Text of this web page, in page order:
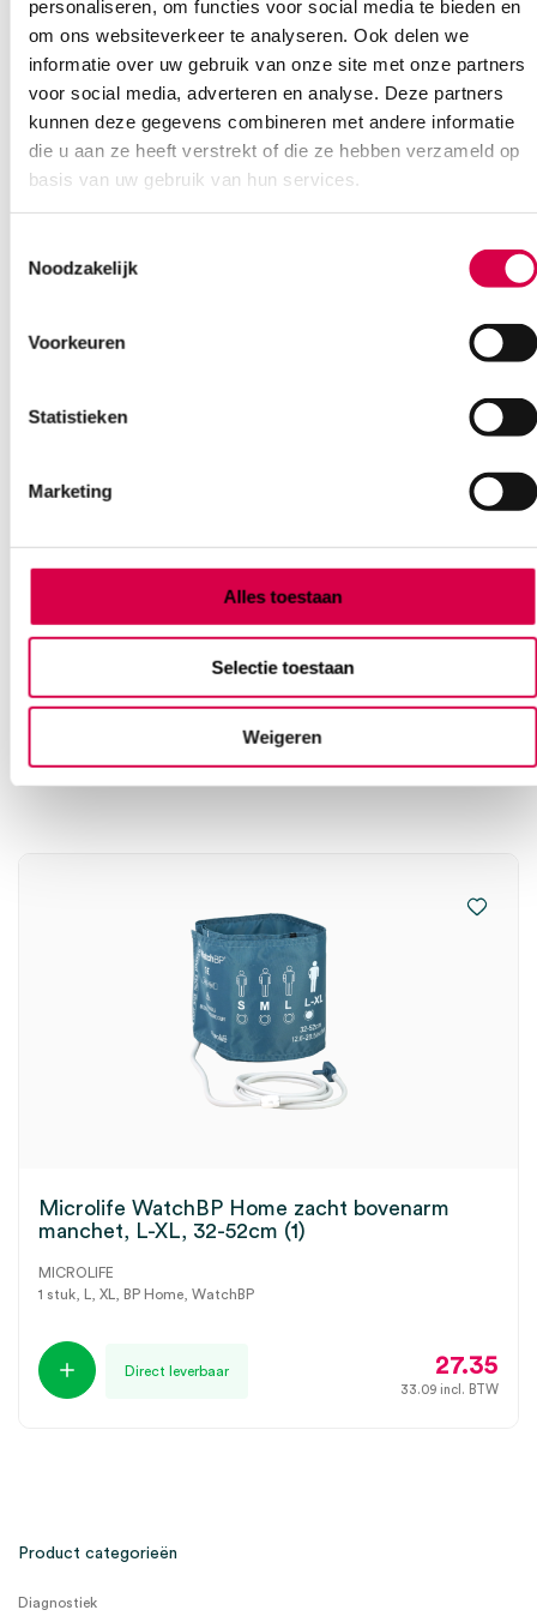
personaliseren, om functies voor social media te bieden en
om ons websiteverkeer te analyseren. Ook delen we
informatie over uw gebruik van onze site met onze partners
voor social media, adverteren en analyse. Deze partners
kunnen deze gegevens combineren met andere informatie
die u aan ze heeft verstrekt of die ze hebben verzameld op
basis van uw gebruik van hun services.
Noodzakelijk
Voorkeuren
Statistieken
Marketing
Alles toestaan
Selectie toestaan
Weigeren
129.95incl. BTW
Microlife WatchBP Home zacht bovenarm
manchet, L-XL, 32-52cm (1)
MICROLIFE
1 stuk, L, XL, BP Home, WatchBP
Direct leverbaar 27.35
33.09 incl. BTW
Product categorieën
Diagnostiek